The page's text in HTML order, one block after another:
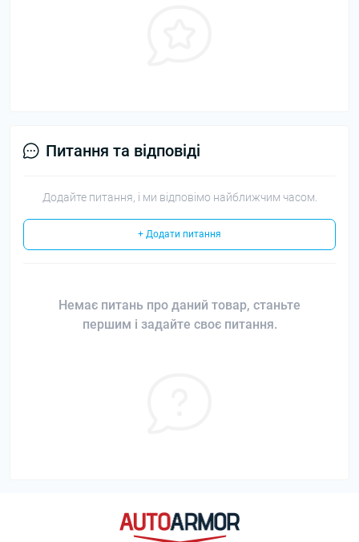
Питання та відповіді
Додайте питання, і ми відповімо найближчим часом.
+ Додати питання
Немає питань про даний товар, станьте
першим і задайте своє питання.